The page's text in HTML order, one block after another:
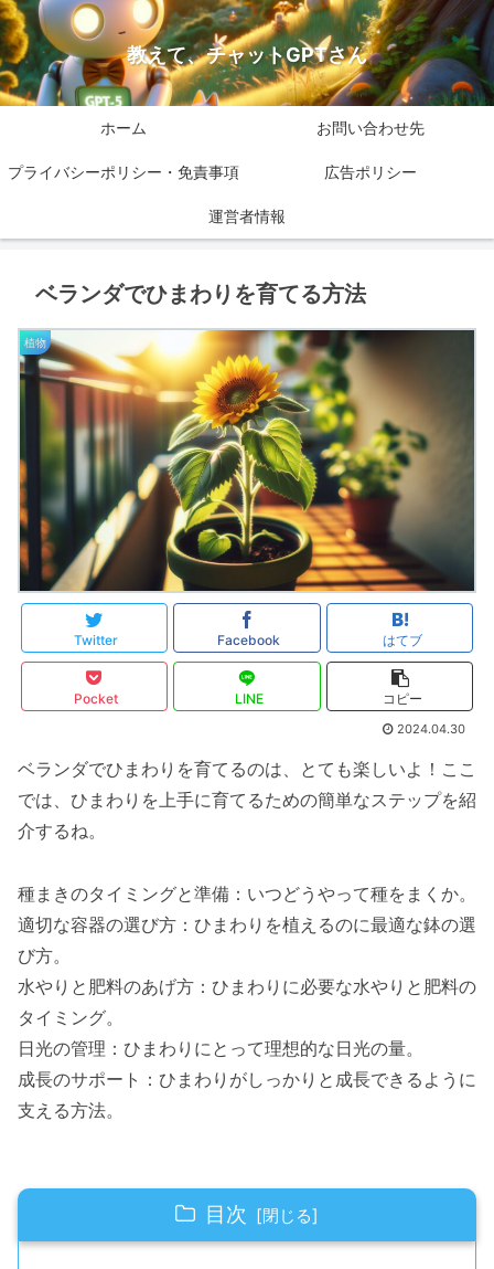
教えて、チャットGPTさん
ホーム お問い合わせ先
プライバシーポリシー・免責事項 広告ポリシー
運営者情報
ベランダでひまわりを育てる方法
植物
Twitter Facebook はてブ
Pocket LINE コピー
2024.04.30
ベランダでひまわりを育てるのは、とても楽しいよ！ここ
では、ひまわりを上手に育てるための簡単なステップを紹
介するね。
種まきのタイミングと準備：いつどうやって種をまくか。
適切な容器の選び方：ひまわりを植えるのに最適な鉢の選
び方。
水やりと肥料のあげ方：ひまわりに必要な水やりと肥料の
タイミング。
日光の管理：ひまわりにとって理想的な日光の量。
成長のサポート：ひまわりがしっかりと成長できるように
支える方法。
目次